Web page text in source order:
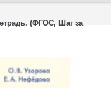
(ФГОС, Шаг за